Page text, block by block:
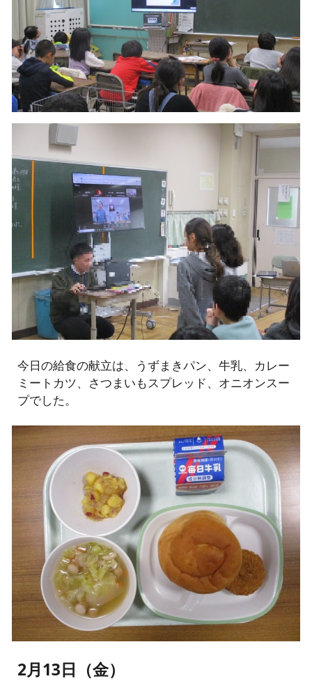
今日の給食の献立は、うずまきパン、牛乳、カレー
ミートカツ、さつまいもスプレッド、オニオンスー
プでした。
2月13日（金）